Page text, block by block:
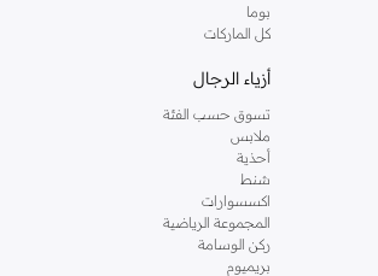
بوما
كل الماركات
أزياء الرجال
تسوق حسب الفئة
ملابس
أحذية
شنط
اكسسوارات
المجموعة الرياضية
ركن الوسامة
بريميوم